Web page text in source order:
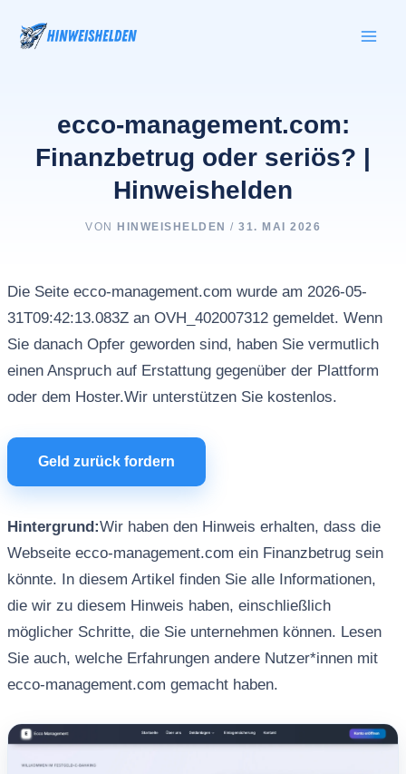
Inhalt
springen
ecco-management.com:
Finanzbetrug oder seriös? |
Hinweishelden
VON HINWEISHELDEN / 31. MAI 2026
Die Seite ecco-management.com wurde am 2026-05-
31T09:42:13.083Z an OVH_402007312 gemeldet. Wenn
Sie danach Opfer geworden sind, haben Sie vermutlich
einen Anspruch auf Erstattung gegenüber der Plattform
oder dem Hoster.Wir unterstützen Sie kostenlos.
Geld zurück fordern
Hintergrund:Wir haben den Hinweis erhalten, dass die
Webseite ecco-management.com ein Finanzbetrug sein
könnte. In diesem Artikel finden Sie alle Informationen,
die wir zu diesem Hinweis haben, einschließlich
möglicher Schritte, die Sie unternehmen können. Lesen
Sie auch, welche Erfahrungen andere Nutzer*innen mit
ecco-management.com gemacht haben.